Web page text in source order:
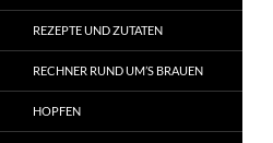
REZEPTE UND ZUTATEN
RECHNER RUND UM’S BRAUEN
HOPFEN